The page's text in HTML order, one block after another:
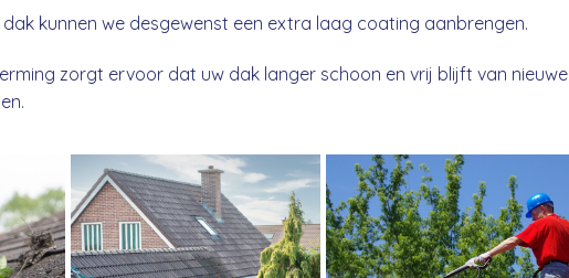
kunnen we desgewenst een extra laag coating aanbrengen.
zorgt ervoor dat uw dak langer schoon en vrij blijft van nieuwe